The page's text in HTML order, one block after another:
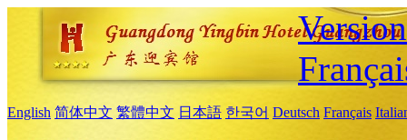
English 简体中文 繁體中文 日本語 한국어 Deutsch Français